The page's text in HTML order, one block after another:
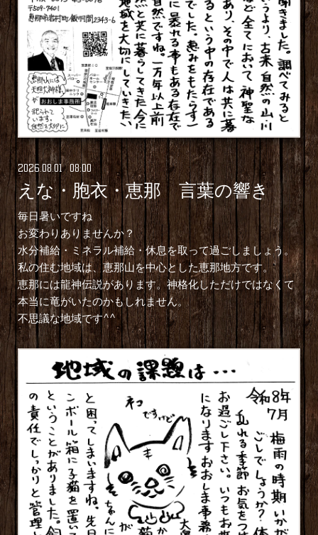
2026.08.01 08:00
えな・胞衣・恵那 言葉の響き
毎日暑いですね
お変わりありませんか？
水分補給・ミネラル補給・休息を取って過ごしましょう。
私の住む地域は、恵那山を中心とした恵那地方です。
恵那には龍神伝説があります。神格化しただけではなくて
本当に竜がいたのかもしれません。
不思議な地域です^^